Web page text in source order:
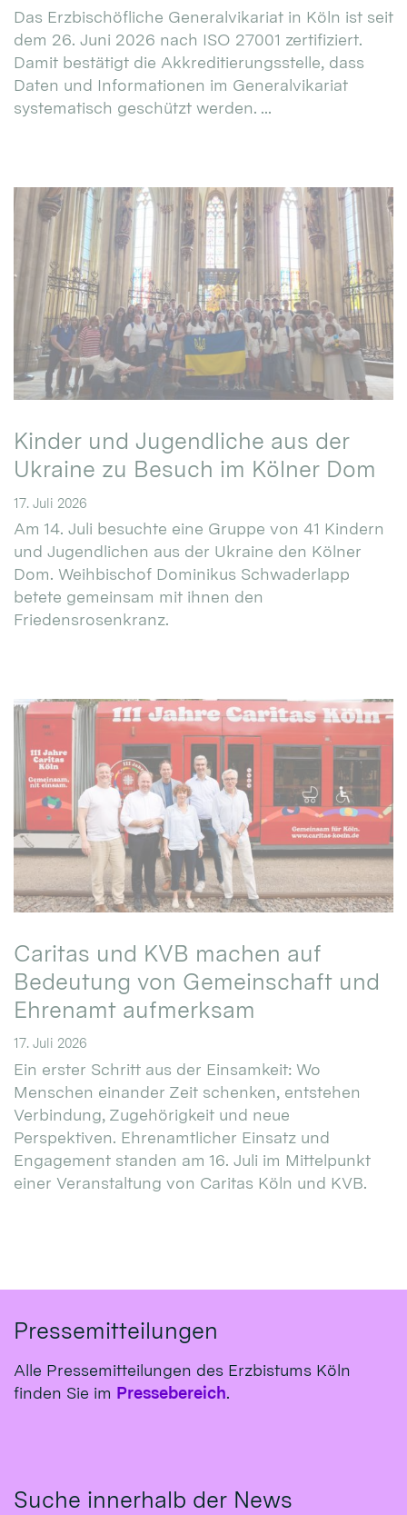
Das Erzbischöfliche Generalvikariat in Köln ist seit
dem 26. Juni 2026 nach ISO 27001 zertifiziert.
Damit bestätigt die Akkreditierungsstelle, dass
Daten und Informationen im Generalvikariat
systematisch geschützt werden. ...
Kinder und Jugendliche aus der
Ukraine zu Besuch im Kölner Dom
17. Juli 2026
Am 14. Juli besuchte eine Gruppe von 41 Kindern
und Jugendlichen aus der Ukraine den Kölner
Dom. Weihbischof Dominikus Schwaderlapp
betete gemeinsam mit ihnen den
Friedensrosenkranz.
Caritas und KVB machen auf
Bedeutung von Gemeinschaft und
Ehrenamt aufmerksam
17. Juli 2026
Ein erster Schritt aus der Einsamkeit: Wo
Menschen einander Zeit schenken, entstehen
Verbindung, Zugehörigkeit und neue
Perspektiven. Ehrenamtlicher Einsatz und
Engagement standen am 16. Juli im Mittelpunkt
einer Veranstaltung von Caritas Köln und KVB.
Pressemitteilungen
Alle Pressemitteilungen des Erzbistums Köln
finden Sie im Pressebereich.
Suche innerhalb der News